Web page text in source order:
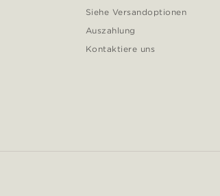
Siehe Versandoptionen
Auszahlung
Kontaktiere uns